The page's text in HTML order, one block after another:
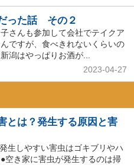
った話 その２
さんも参加して会社でテイクア
ですが、食べきれないくらいの
潟はやっぱりお酒が...
2023-04-27
とは？発生する原因と害
生しやすい害虫はゴキブリやハ
空き家に害虫が発生するのは掃